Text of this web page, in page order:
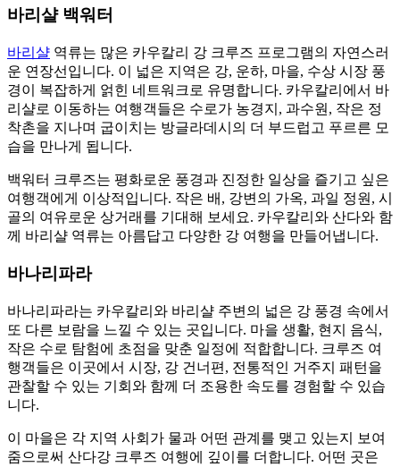
바리샬 백워터
바리샬 역류는 많은 카우칼리 강 크루즈 프로그램의 자연스러
운 연장선입니다. 이 넓은 지역은 강, 운하, 마을, 수상 시장 풍
경이 복잡하게 얽힌 네트워크로 유명합니다. 카우칼리에서 바
리샬로 이동하는 여행객들은 수로가 농경지, 과수원, 작은 정
착촌을 지나며 굽이치는 방글라데시의 더 부드럽고 푸르른 모
습을 만나게 됩니다.
백워터 크루즈는 평화로운 풍경과 진정한 일상을 즐기고 싶은
여행객에게 이상적입니다. 작은 배, 강변의 가옥, 과일 정원, 시
골의 여유로운 상거래를 기대해 보세요. 카우칼리와 산다와 함
께 바리샬 역류는 아름답고 다양한 강 여행을 만들어냅니다.
바나리파라
바나리파라는 카우칼리와 바리샬 주변의 넓은 강 풍경 속에서
또 다른 보람을 느낄 수 있는 곳입니다. 마을 생활, 현지 음식,
작은 수로 탐험에 초점을 맞춘 일정에 적합합니다. 크루즈 여
행객들은 이곳에서 시장, 강 건너편, 전통적인 거주지 패턴을
관찰할 수 있는 기회와 함께 더 조용한 속도를 경험할 수 있습
니다.
이 마을은 각 지역 사회가 물과 어떤 관계를 맺고 있는지 보여
줌으로써 산다강 크루즈 여행에 깊이를 더합니다. 어떤 곳은